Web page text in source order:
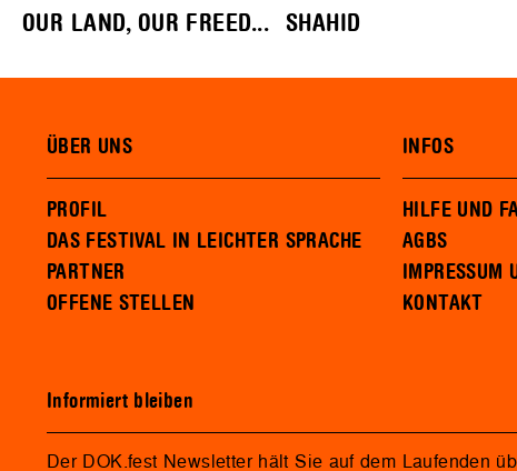
OUR LAND, OUR FREED... SHAHID
ÜBER UNS
PROFIL
DAS FESTIVAL IN LEICHTER SPRACHE
PARTNER
OFFENE STELLEN
INFOS
HILFE UND
AGBS
IMPRESSUM
KONTAKT
Informiert bleiben
Der DOK.fest Newsletter hält Sie auf dem Laufenden